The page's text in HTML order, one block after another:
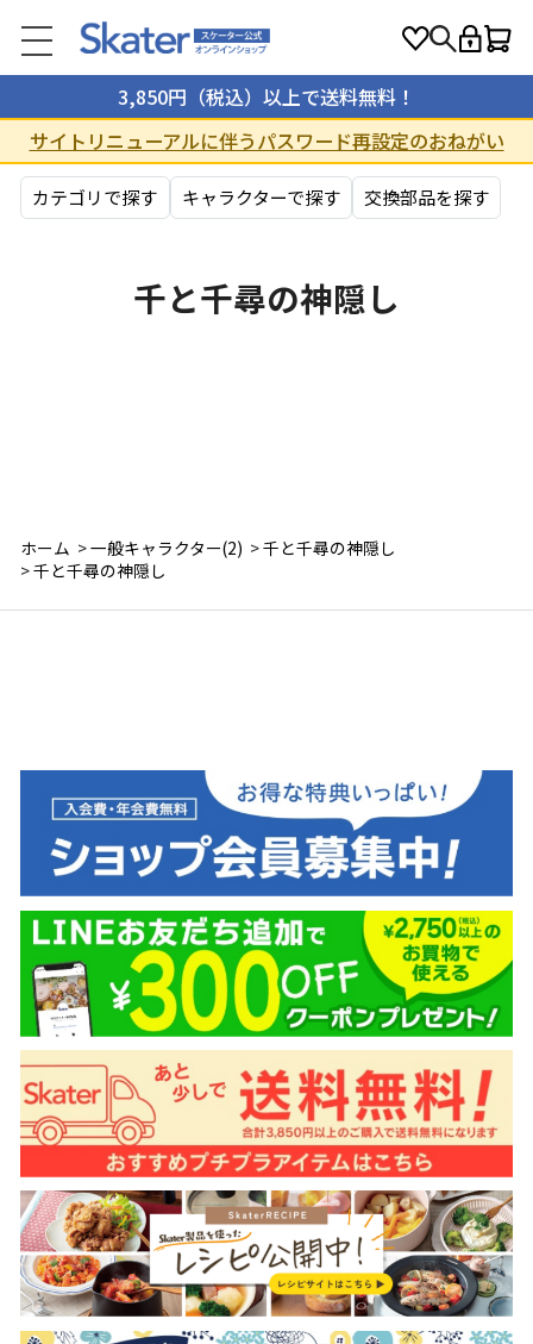
3,850円（税込）以上で送料無料！
サイトリニューアルに伴うパスワード再設定のおねがい
カテゴリで探す キャラクターで探す 交換部品を探す
千と千尋の神隠し
ホーム >一般キャラクター(2) >千と千尋の神隠し
>千と千尋の神隠し